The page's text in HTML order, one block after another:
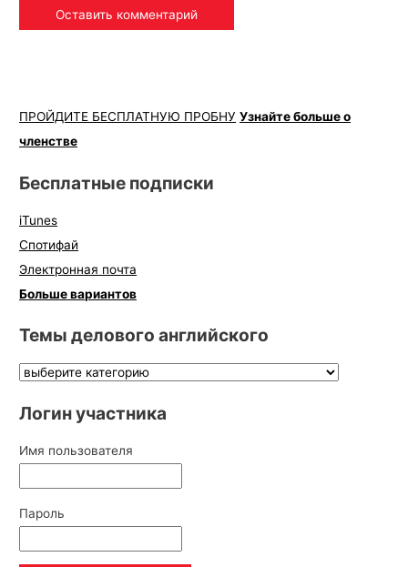
ПРОЙДИТЕ БЕСПЛАТНУЮ ПРОБНУ Узнайте больше о
членстве
Бесплатные подписки
iTunes
Спотифай
Электронная почта
Больше вариантов
Темы делового английского
Логин участника
Имя пользователя
Пароль